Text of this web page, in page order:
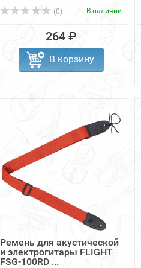
(0) В наличии
264 ₽
В корзину
Ремень для акустической
и электрогитары FLIGHT
FSG-100RD ...